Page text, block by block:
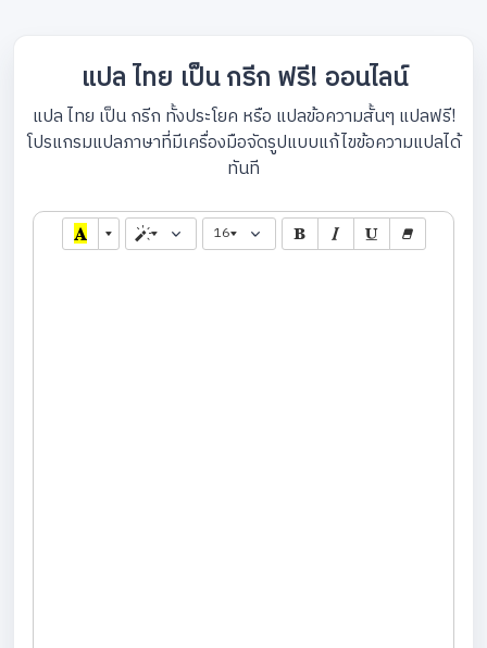
แปล ไทย เป็น กรีก ฟรี! ออนไลน์
แปล ไทย เป็น กรีก ทั้งประโยค หรือ แปลข้อความสั้นๆ แปลฟรี!
โปรแกรมแปลภาษาที่มีเครื่องมือจัดรูปแบบแก้ไขข้อความแปลได้
ทันที
16